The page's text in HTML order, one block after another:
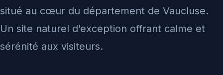
situé au cœur du département de Vaucluse.
Un site naturel d’exception offrant calme et
sérénité aux visiteurs.